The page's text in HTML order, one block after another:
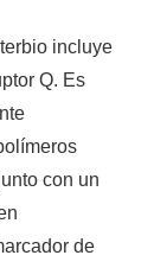
incluye
Q. Es
con un
de